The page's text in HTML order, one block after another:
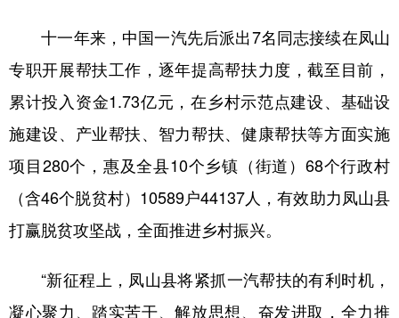
十一年来，中国一汽先后派出7名同志接续在凤山
专职开展帮扶工作，逐年提高帮扶力度，截至目前，
累计投入资金1.73亿元，在乡村示范点建设、基础设
施建设、产业帮扶、智力帮扶、健康帮扶等方面实施
项目280个，惠及全县10个乡镇（街道）68个行政村
（含46个脱贫村）10589户44137人，有效助力凤山县
打赢脱贫攻坚战，全面推进乡村振兴。
“新征程上，凤山县将紧抓一汽帮扶的有利时机，
凝心聚力、踏实苦干、解放思想、奋发进取，全力推